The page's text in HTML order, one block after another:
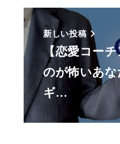
新しい投稿
【恋愛コー
のが怖いあ
ギ…